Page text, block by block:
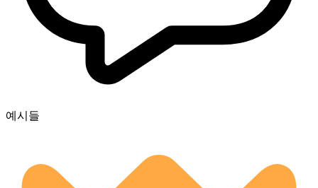
예시들